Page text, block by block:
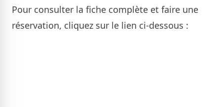
Pour consulter la fiche complète et faire une
réservation, cliquez sur le lien ci-dessous :